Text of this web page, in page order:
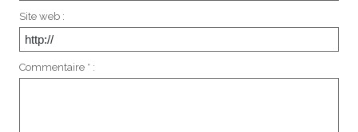
Site web :
Commentaire * :